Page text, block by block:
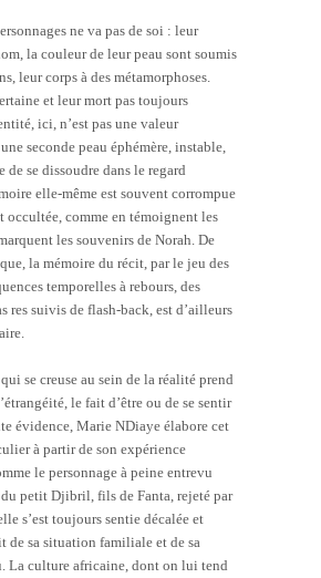
ne va pas de soi : leur
la couleur de leur peau sont soumis
leur corps à des métamorphoses.
et leur mort pas toujours
ici, n’est pas une valeur
seconde peau éphémère, instable,
de se dissoudre dans le regard
elle-même est souvent corrompue
occultée, comme en témoignent les
les souvenirs de Norah. De
la mémoire du récit, par le jeu des
temporelles à rebours, des
res suivis de flash-back, est d’ailleurs
se creuse au sein de la réalité prend
le fait d’être ou de se sentir
évidence, Marie NDiaye élabore cet
à partir de son expérience
le personnage à peine entrevu
petit Djibril, fils de Fanta, rejeté par
s’est toujours sentie décalée et
de sa situation familiale et de sa
La culture africaine, dont on lui tend